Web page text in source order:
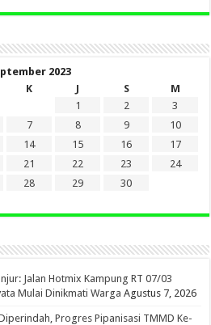
2023
K J S
M
1
2
3
7 8 9
10
14 15 16
17
21 22 23
24
28 29
30
Jalan Hotmix Kampung RT 07/03
Mulai Dinikmati Warga Agustus 7, 2026
Progres Pipanisasi TMMD Ke-